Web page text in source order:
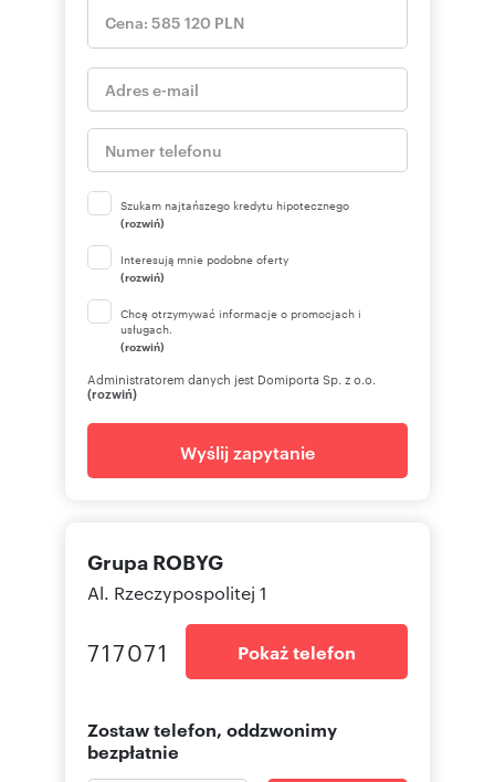
Szukam najtańszego kredytu hipotecznego
(rozwiń)
Interesują mnie podobne oferty
(rozwiń)
Chcę otrzymywać informacje o promocjach i
usługach.
(rozwiń)
Administratorem danych jest Domiporta Sp. z o.o.
(rozwiń)
Wyślij zapytanie
Grupa ROBYG
Al. Rzeczypospolitej 1
717071 Pokaż telefon
Zostaw telefon, oddzwonimy
bezpłatnie